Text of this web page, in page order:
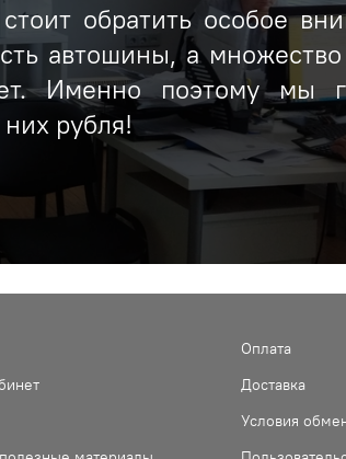
обратить особое
автошины, а
Именно поэтому мы
рубля!
Оплата
Доставка
Условия